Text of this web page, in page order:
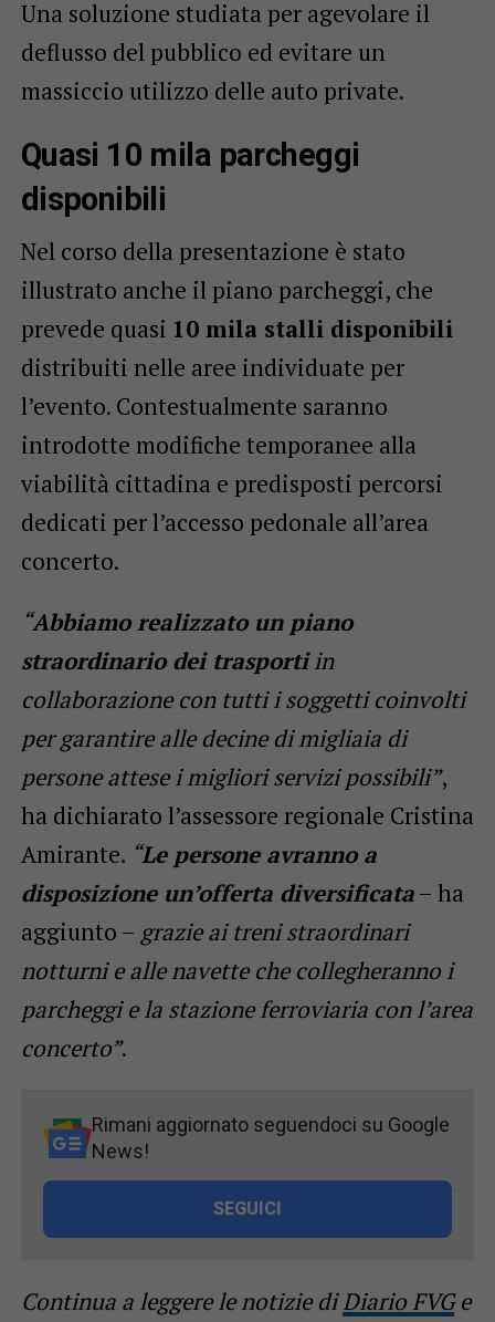
Una soluzione studiata per agevolare il
deflusso del pubblico ed evitare un
massiccio utilizzo delle auto private.
Quasi 10 mila parcheggi
disponibili
Nel corso della presentazione è stato
illustrato anche il piano parcheggi, che
prevede quasi 10 mila stalli disponibili
distribuiti nelle aree individuate per
l’evento. Contestualmente saranno
introdotte modifiche temporanee alla
viabilità cittadina e predisposti percorsi
dedicati per l’accesso pedonale all’area
concerto.
“Abbiamo realizzato un piano
straordinario dei trasportiin
collaborazione con tutti i soggetti coinvolti
per garantire alle decine di migliaia di
persone attese i migliori servizi possibili”,
ha dichiarato l’assessore regionale Cristina
Amirante. “Le persone avranno a
disposizione un’offerta diversificata– ha
aggiunto – grazie ai treni straordinari
notturni e alle navette che collegheranno i
parcheggi e la stazione ferroviaria con l’area
concerto”.
Rimani aggiornato seguendoci su Google
News!
SEGUICI
Continua a leggere le notizie diDiario FVGe